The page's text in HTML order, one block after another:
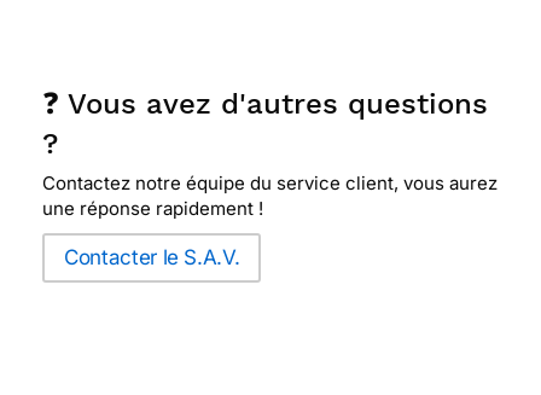
❓ Vous avez d'autres questions
?
Contactez notre équipe du service client, vous aurez
une réponse rapidement !
Contacter le S.A.V.